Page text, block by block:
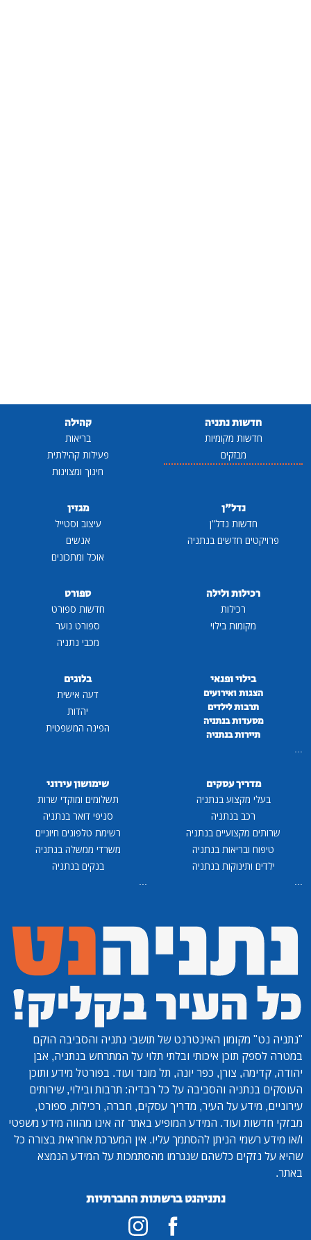
חדשות נתניה
חדשות מקומיות
מבזקים
קהילה
בריאות
פעילות קהילתית
חינוך ומצוינות
נדל"ן
חדשות נדל"ן
פרויקטים חדשים בנתניה
מגזין
עיצוב וסטייל
אנשים
אוכל ומתכונים
רכילות ולילה
רכילות
מקומות בילוי
ספורט
חדשות ספורט
ספורט נוער
מכבי נתניה
בילוי ופנאי
הצגות ואירועים
תרבות לילדים
מסעדות בנתניה
תיירות בנתניה
...
בלוגים
דעה אישית
יהדות
הפינה המשפטית
מדריך עסקים
בעלי מקצוע בנתניה
רכב בנתניה
שרותים מקצועיים בנתניה
טיפוח ובריאות בנתניה
ילדים ותינוקות בנתניה
...
שימושון עירוני
תשלומים ומוקדי שרות
סניפי דואר בנתניה
רשימת טלפונים חיוניים
משרדי ממשלה בנתניה
בנקים בנתניה
...
"נתניה נט" מקומון האינטרנט של תושבי נתניה והסביבה הוקם
במטרה לספק תוכן איכותי ובלתי תלוי על המתרחש בנתניה, אבן
יהודה, קדימה, צורן, כפר יונה, תל מונד ועוד. בפורטל מידע ותוכן
העוסקים בנתניה והסביבה על כל רבדיה: תרבות ובילוי, שירותים
עירוניים, מידע על העיר, מדריך עסקים, חברה, רכילות, ספורט,
מבזקי חדשות ועוד. המידע המופיע באתר זה אינו מהווה מידע משפטי
ו/או מידע רשמי הניתן להסתמך עליו. אין המערכת אחראית בצורה כל
שהיא על נזקים כלשהם שנגרמו מהסתמכות על המידע הנמצא
באתר.
נתניהנט ברשתות החברתיות